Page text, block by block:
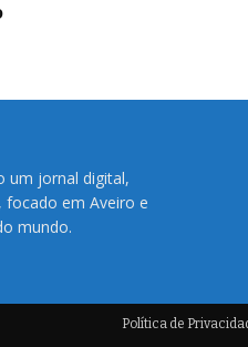
um jornal digital,
focado em Aveiro e
mundo.
Política de